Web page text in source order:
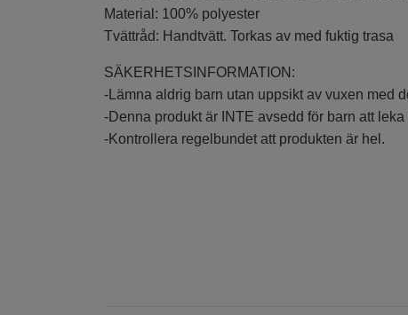
Material: 100% polyester
Tvättråd: Handtvätt. Torkas av med fuktig trasa
SÄKERHETSINFORMATION:
-Lämna aldrig barn utan uppsikt av vuxen med
-Denna produkt är INTE avsedd för barn att leka
-Kontrollera regelbundet att produkten är hel.